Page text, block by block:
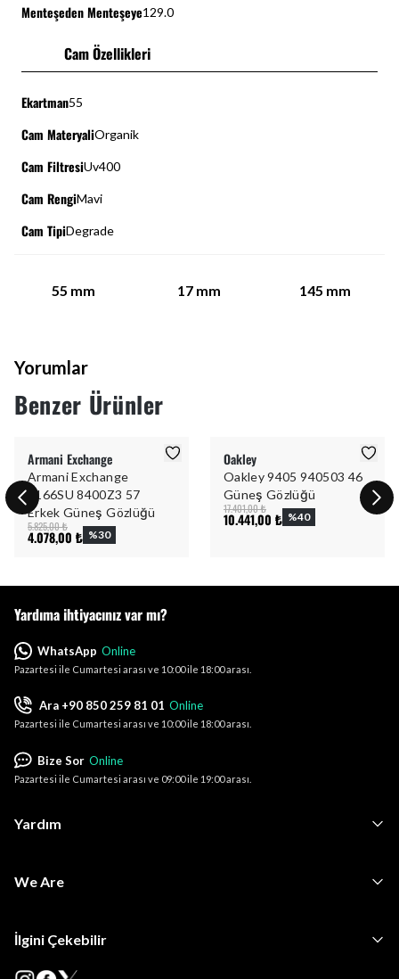
Menteşeden Menteşeye129.0
Cam Özellikleri
Ekartman55
Cam MateryaliOrganik
Cam FiltresiUv400
Cam RengiMavi
Cam TipiDegrade
55 mm 17 mm 145 mm
Yorumlar
Benzer Ürünler
Armani Exchange
Armani Exchange
4166SU 8400Z3 57
Erkek Güneş Gözlüğü
5.825,00 ₺
4.078,00 ₺ %30
Oakley
Oakley 9405 940503 46
Güneş Gözlüğü
17.401,00 ₺
10.441,00 ₺ %40
Yardım
We Are
İlgini Çekebilir
Yardıma ihtiyacınız var mı?
WhatsApp Online
Pazartesi ile Cumartesi arası ve 10:00 ile 18:00 arası.
Ara +90 850 259 81 01 Online
Pazartesi ile Cumartesi arası ve 10:00 ile 18:00 arası.
Bize Sor Online
Pazartesi ile Cumartesi arası ve 09:00 ile 19:00 arası.